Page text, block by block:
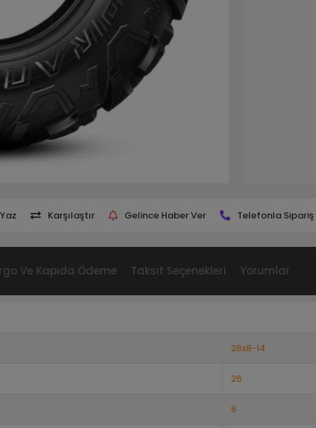
Karşılaştır Gelince Haber Ver Telefonla Sipariş
Ve Kapıda Ödeme Taksit Seçenekleri Yorumlar
26x8-14
26
8